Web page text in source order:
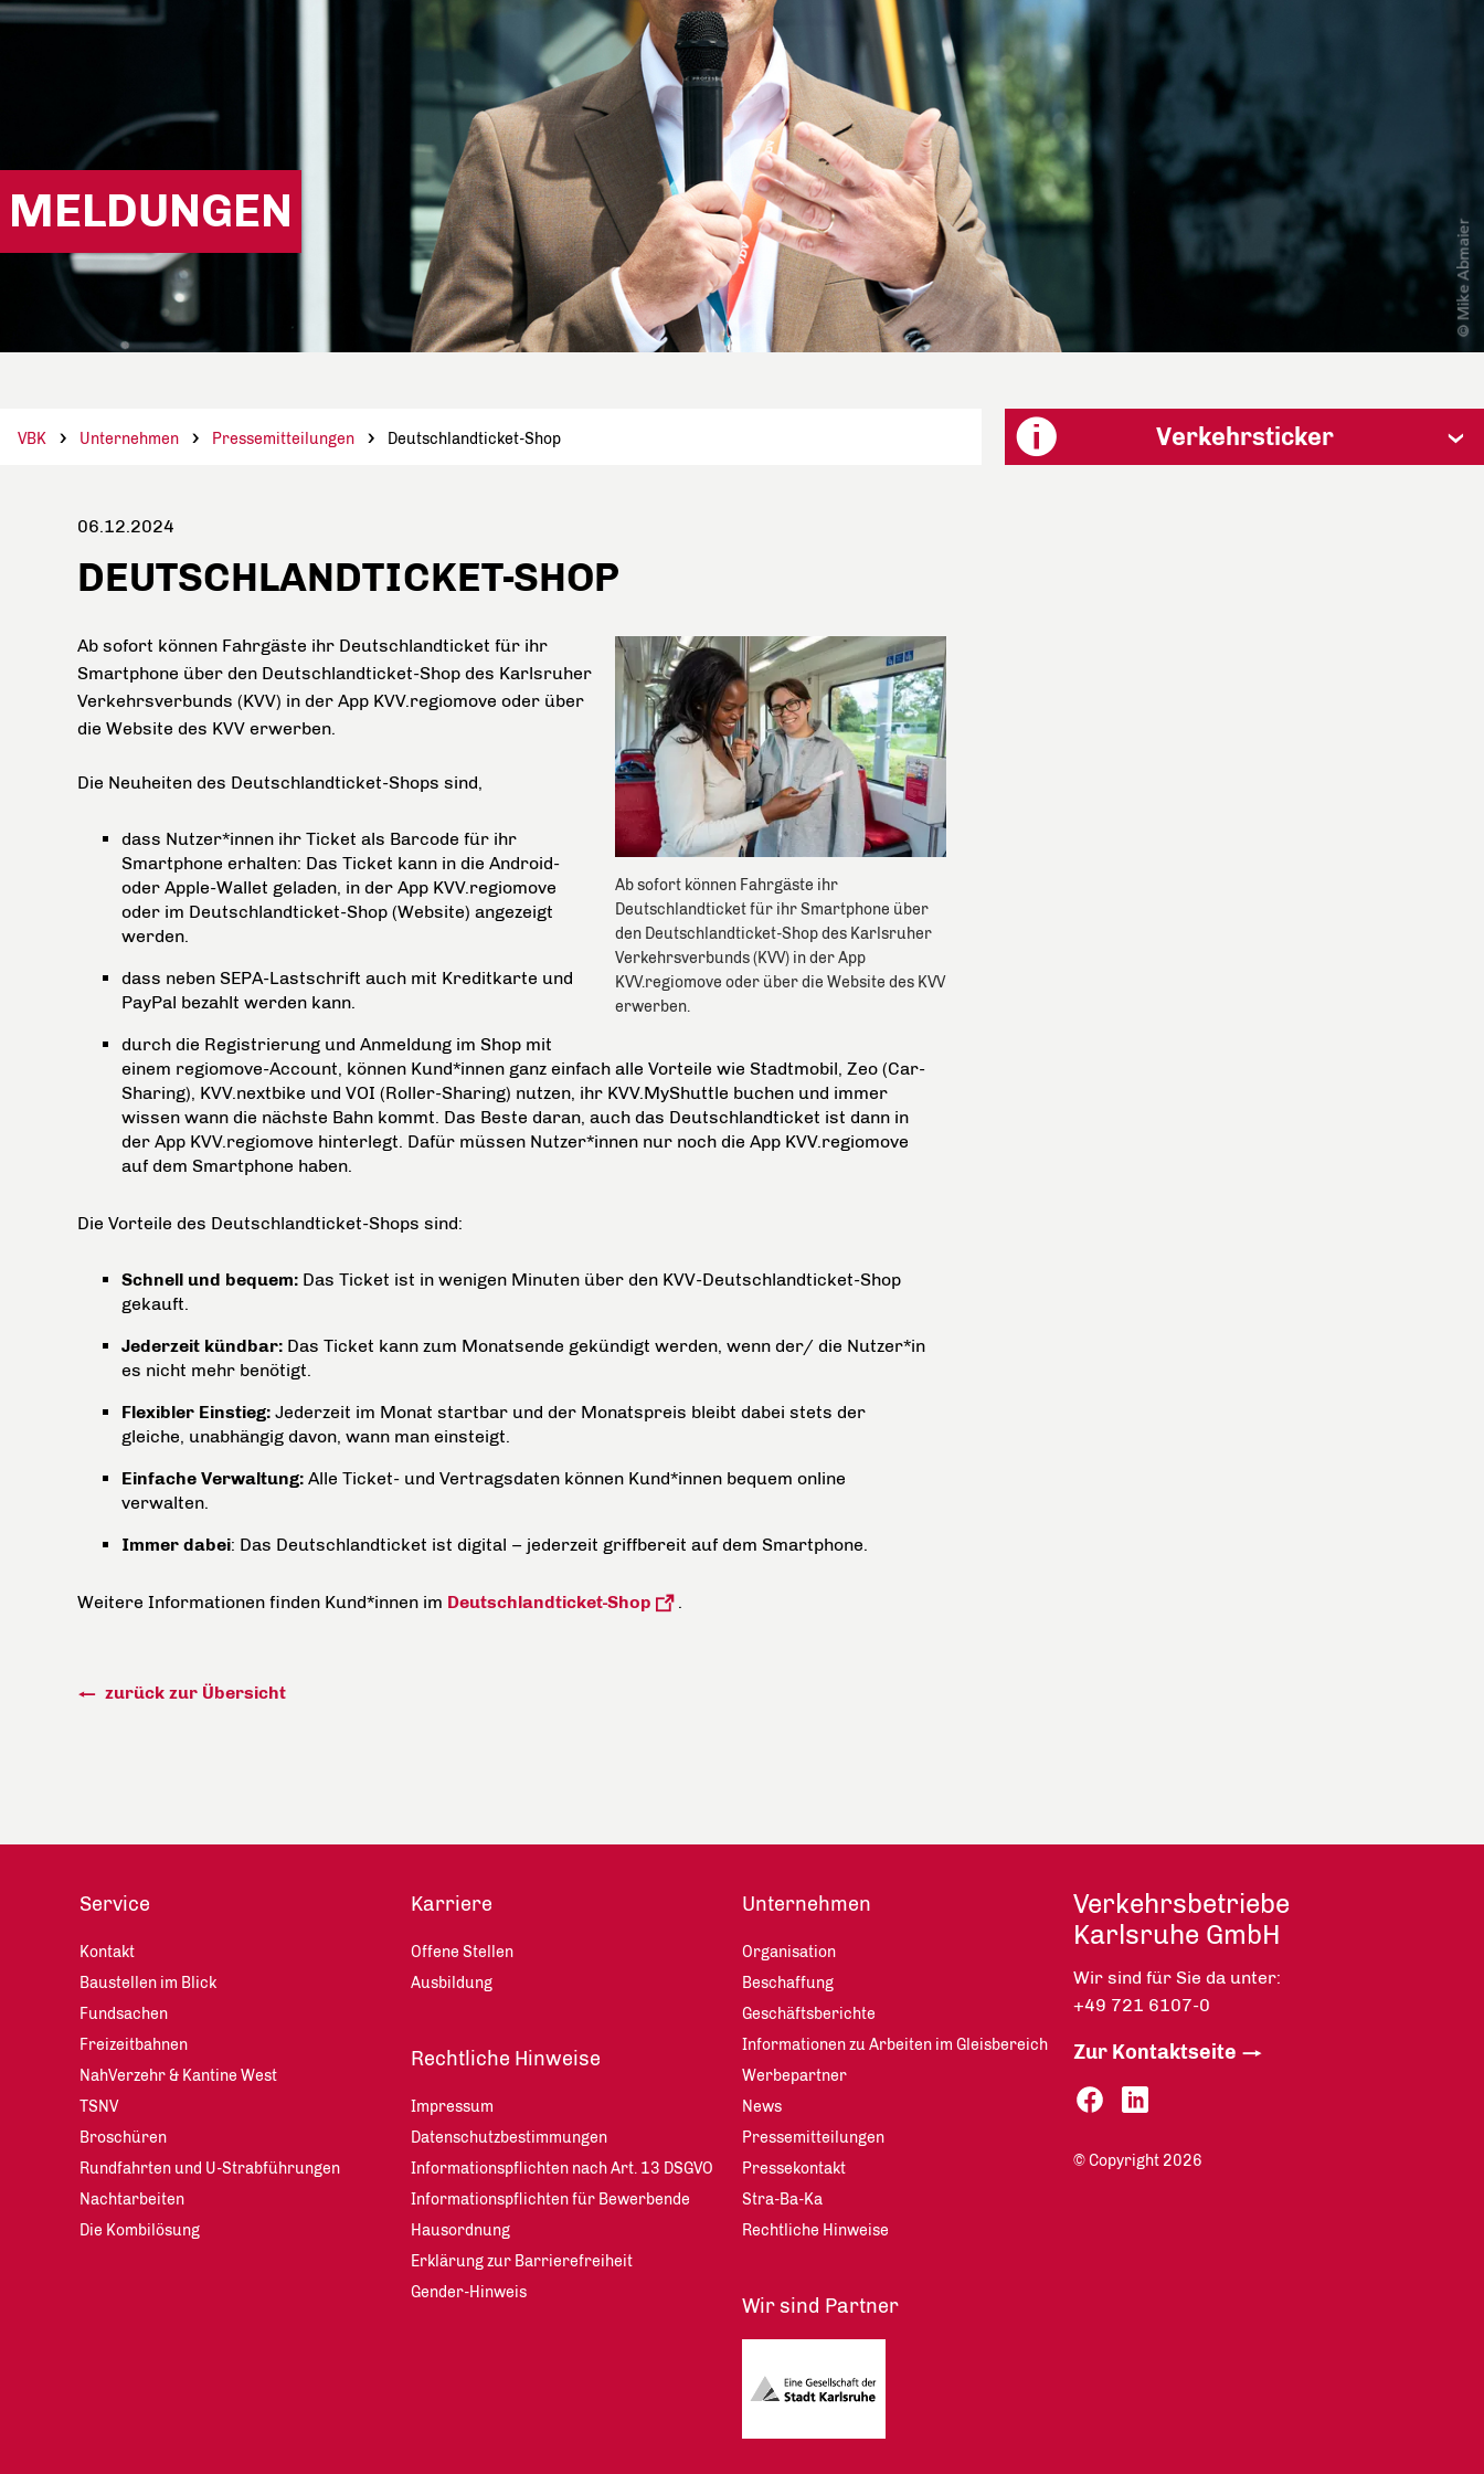
MELDUNGEN
VBK Unternehmen Pressemitteilungen Deutschlandticket-Shop
06.12.2024
DEUTSCHLANDTICKET-SHOP
Ab sofort können Fahrgäste ihr
Deutschlandticket für ihr Smartphone über
den Deutschlandticket-Shop des Karlsruher
Verkehrsverbunds (KVV) in der App
KVV.regiomove oder über die Website des KVV
erwerben.
Ab sofort können Fahrgäste ihr Deutschlandticket für ihr
Smartphone über den Deutschlandticket-Shop des Karlsruher
Verkehrsverbunds (KVV) in der App KVV.regiomove oder über
die Website des KVV erwerben.
Die Neuheiten des Deutschlandticket-Shops sind,
dass Nutzer*innen ihr Ticket als Barcode für ihr
Smartphone erhalten: Das Ticket kann in die Android-
oder Apple-Wallet geladen, in der App KVV.regiomove
oder im Deutschlandticket-Shop (Website) angezeigt
werden.
dass neben SEPA-Lastschrift auch mit Kreditkarte und
PayPal bezahlt werden kann.
durch die Registrierung und Anmeldung im Shop mit
einem regiomove-Account, können Kund*innen ganz einfach alle Vorteile wie Stadtmobil, Zeo (Car-
Sharing), KVV.nextbike und VOI (Roller-Sharing) nutzen, ihr KVV.MyShuttle buchen und immer
wissen wann die nächste Bahn kommt. Das Beste daran, auch das Deutschlandticket ist dann in
der App KVV.regiomove hinterlegt. Dafür müssen Nutzer*innen nur noch die App KVV.regiomove
auf dem Smartphone haben.
Die Vorteile des Deutschlandticket-Shops sind:
Schnell und bequem: Das Ticket ist in wenigen Minuten über den KVV-Deutschlandticket-Shop
gekauft.
Jederzeit kündbar: Das Ticket kann zum Monatsende gekündigt werden, wenn der/ die Nutzer*in
es nicht mehr benötigt.
Flexibler Einstieg: Jederzeit im Monat startbar und der Monatspreis bleibt dabei stets der
gleiche, unabhängig davon, wann man einsteigt.
Einfache Verwaltung: Alle Ticket- und Vertragsdaten können Kund*innen bequem online
verwalten.
Immer dabei: Das Deutschlandticket ist digital – jederzeit griffbereit auf dem Smartphone.
Weitere Informationen finden Kund*innen im Deutschlandticket-Shop .
zurück zur Übersicht
Verkehrsticker
Service
Kontakt
Baustellen im Blick
Fundsachen
Freizeitbahnen
NahVerzehr & Kantine West
TSNV
Broschüren
Rundfahrten und U-Strabführungen
Nachtarbeiten
Die Kombilösung
Karriere
Offene Stellen
Ausbildung
Rechtliche Hinweise
Impressum
Datenschutzbestimmungen
Informationspflichten nach Art. 13 DSGVO
Informationspflichten für Bewerbende
Hausordnung
Erklärung zur Barrierefreiheit
Gender-Hinweis
Unternehmen
Organisation
Beschaffung
Geschäftsberichte
Informationen zu Arbeiten im Gleisbereich
Werbepartner
News
Pressemitteilungen
Pressekontakt
Stra-Ba-Ka
Rechtliche Hinweise
Wir sind Partner
Verkehrsbetriebe
Karlsruhe GmbH
Wir sind für Sie da unter:
+49 721 6107-0
Zur Kontaktseite
© Copyright 2026